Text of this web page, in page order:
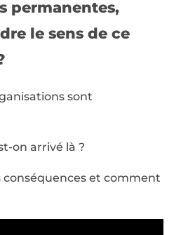
permanentes,
le sens de ce
sont
on arrivé là ?
conséquences et comment